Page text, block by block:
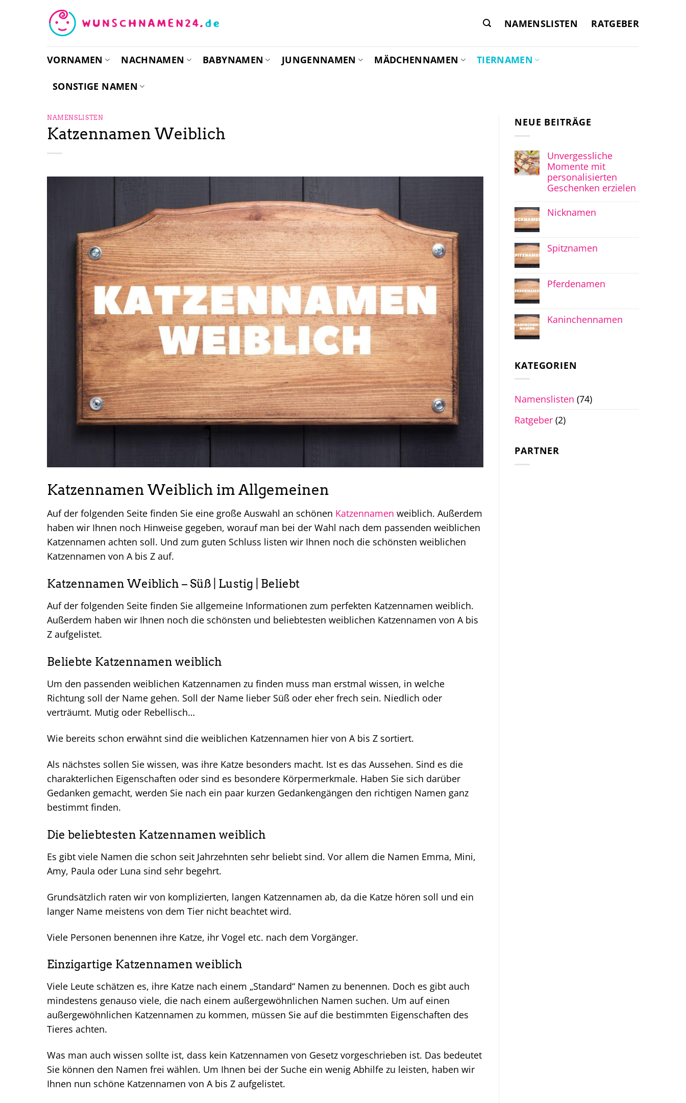
NAMENSLISTEN RATGEBER
VORNAMEN NACHNAMEN BABYNAMEN JUNGENNAMEN MÄDCHENNAMEN TIERNAMEN
SONSTIGE NAMEN
NAMENSLISTEN
Katzennamen Weiblich
Katzennamen Weiblich im Allgemeinen
Auf der folgenden Seite finden Sie eine große Auswahl an schönen Katzennamen weiblich. Außerdem
haben wir Ihnen noch Hinweise gegeben, worauf man bei der Wahl nach dem passenden weiblichen
Katzennamen achten soll. Und zum guten Schluss listen wir Ihnen noch die schönsten weiblichen
Katzennamen von A bis Z auf.
Katzennamen Weiblich – Süß | Lustig | Beliebt
Auf der folgenden Seite finden Sie allgemeine Informationen zum perfekten Katzennamen weiblich.
Außerdem haben wir Ihnen noch die schönsten und beliebtesten weiblichen Katzennamen von A bis
Z aufgelistet.
Beliebte Katzennamen weiblich
Um den passenden weiblichen Katzennamen zu finden muss man erstmal wissen, in welche
Richtung soll der Name gehen. Soll der Name lieber Süß oder eher frech sein. Niedlich oder
verträumt. Mutig oder Rebellisch…
Wie bereits schon erwähnt sind die weiblichen Katzennamen hier von A bis Z sortiert.
Als nächstes sollen Sie wissen, was ihre Katze besonders macht. Ist es das Aussehen. Sind es die
charakterlichen Eigenschaften oder sind es besondere Körpermerkmale. Haben Sie sich darüber
Gedanken gemacht, werden Sie nach ein paar kurzen Gedankengängen den richtigen Namen ganz
bestimmt finden.
Die beliebtesten Katzennamen weiblich
Es gibt viele Namen die schon seit Jahrzehnten sehr beliebt sind. Vor allem die Namen Emma, Mini,
Amy, Paula oder Luna sind sehr begehrt.
Grundsätzlich raten wir von komplizierten, langen Katzennamen ab, da die Katze hören soll und ein
langer Name meistens von dem Tier nicht beachtet wird.
Viele Personen benennen ihre Katze, ihr Vogel etc. nach dem Vorgänger.
Einzigartige Katzennamen weiblich
Viele Leute schätzen es, ihre Katze nach einem „Standard“ Namen zu benennen. Doch es gibt auch
mindestens genauso viele, die nach einem außergewöhnlichen Namen suchen. Um auf einen
außergewöhnlichen Katzennamen zu kommen, müssen Sie auf die bestimmten Eigenschaften des
Tieres achten.
Was man auch wissen sollte ist, dass kein Katzennamen von Gesetz vorgeschrieben ist. Das bedeutet
Sie können den Namen frei wählen. Um Ihnen bei der Suche ein wenig Abhilfe zu leisten, haben wir
Ihnen nun schöne Katzennamen von A bis Z aufgelistet.
NEUE BEITRÄGE
Unvergessliche
Momente mit
personalisierten
Geschenken erzielen
Nicknamen
Spitznamen
Pferdenamen
Kaninchennamen
KATEGORIEN
Namenslisten (74)
Ratgeber (2)
PARTNER